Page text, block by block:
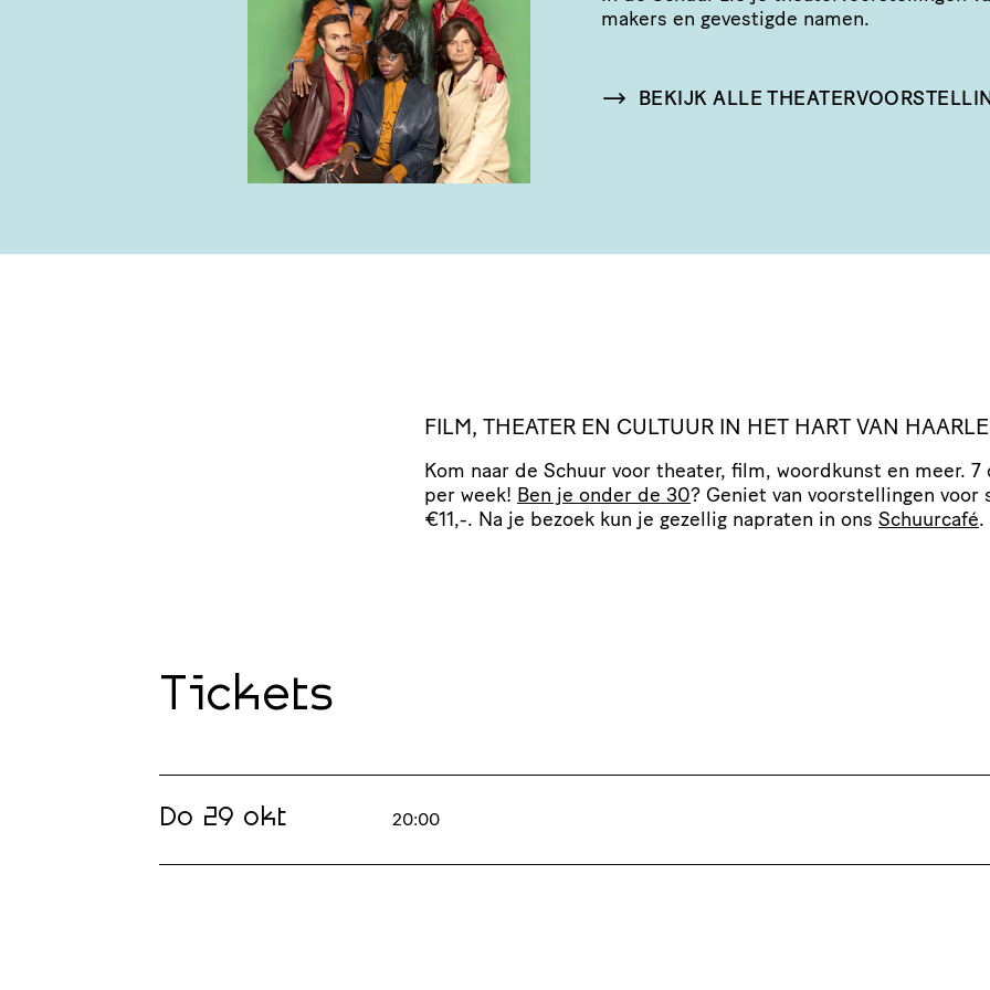
makers en gevestigde namen.
BEKIJK ALLE
FILM, THEATER EN CULTUUR IN HET HART VAN
Kom naar de Schuur voor theater, film, woordkunst en meer. 7
per week! Ben je onder de 30? Geniet van voor­stel­lingen voor
€11,-. Na je bezoek kun je gezellig napraten in ons Schuurcafé.
Tickets
Do 29 okt 20:00